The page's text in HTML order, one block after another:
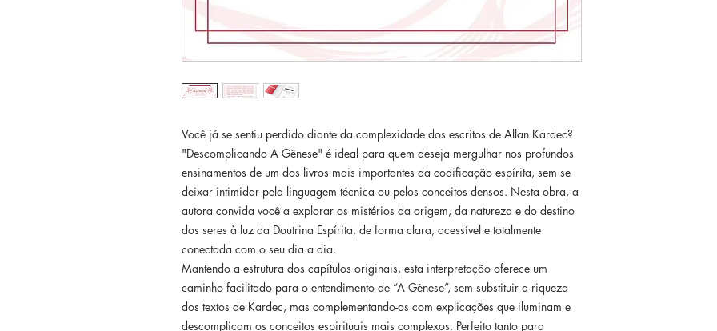
Você já se sentiu perdido diante da complexidade dos escritos de Allan Kardec?
"Descomplicando A Gênese" é ideal para quem deseja mergulhar nos profundos
ensinamentos de um dos livros mais importantes da codificação espírita, sem se
deixar intimidar pela linguagem técnica ou pelos conceitos densos. Nesta obra, a
autora convida você a explorar os mistérios da origem, da natureza e do destino
dos seres à luz da Doutrina Espírita, de forma clara, acessível e totalmente
conectada com o seu dia a dia.
Mantendo a estrutura dos capítulos originais, esta interpretação oferece um
caminho facilitado para o entendimento de “A Gênese”, sem substituir a riqueza
dos textos de Kardec, mas complementando-os com explicações que iluminam e
descomplicam os conceitos espirituais mais complexos. Perfeito tanto para